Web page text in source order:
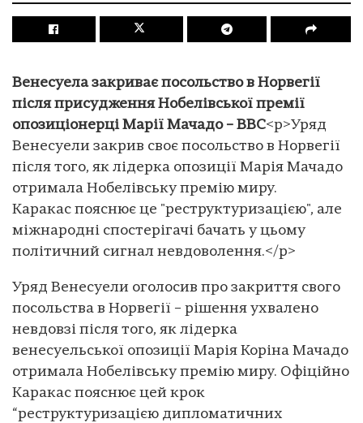
Венесуела закриває посольство в Норвегії
після присудження Нобелівської премії
опозиціонерці Марії Мачадо – ВВС<p>Уряд
Венесуели закрив своє посольство в Норвегії
після того, як лідерка опозиції Марія Мачадо
отримала Нобелівську премію миру.
Каракас пояснює це "реструктуризацією", але
міжнародні спостерігачі бачать у цьому
політичний сигнал невдоволення.</p>
Уряд Венесуели оголосив про закриття свого
посольства в Норвегії – рішення ухвалено
невдовзі після того, як лідерка
венесуельської опозиції Марія Коріна Мачадо
отримала Нобелівську премію миру. Офіційно
Каракас пояснює цей крок
“реструктуризацією дипломатичних